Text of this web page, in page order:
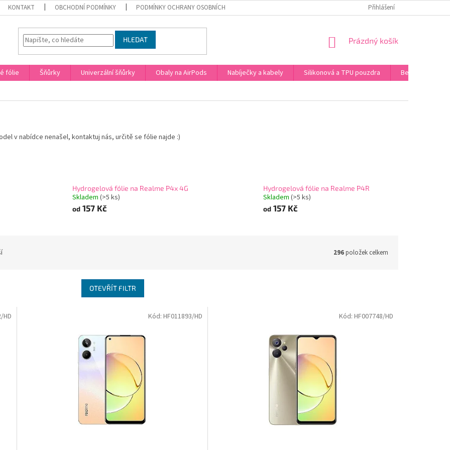
KONTAKT OBCHODNÍ PODMÍNKY PODMÍNKY OCHRANY OSOBNÍCH ÚDAJŮ Přihlášení
HLEDAT
NÁKUPNÍ
Prázdný košík
fólie Šňůrky Univerzální šňůrky Obaly na AirPods Nabíječky a kabely Silikonová a TPU pouzdra
Bezdrátová
v nabídce nenašel, kontaktuj nás, určitě se fólie najde :)
Hydrogelová fólie na Realme P4x 4G
Skladem(>5 ks)
od 157 Kč
Hydrogelová fólie na Realme P4R
Skladem (>5 ks)
od157 Kč
296položek celkem
OTEVŘÍT FILTR
HD Kód: HF011893/HD Kód: HF007748/HD